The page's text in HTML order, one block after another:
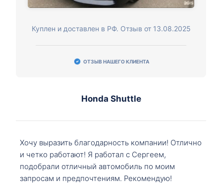
Куплен и доставлен в РФ. Отзыв от 13.08.2025
ОТЗЫВ НАШЕГО КЛИЕНТА
Honda Shuttle
Хочу выразить благодарность компании! Отлично
и четко работают! Я работал с Сергеем,
подобрали отличный автомобиль по моим
запросам и предпочтениям. Рекомендую!